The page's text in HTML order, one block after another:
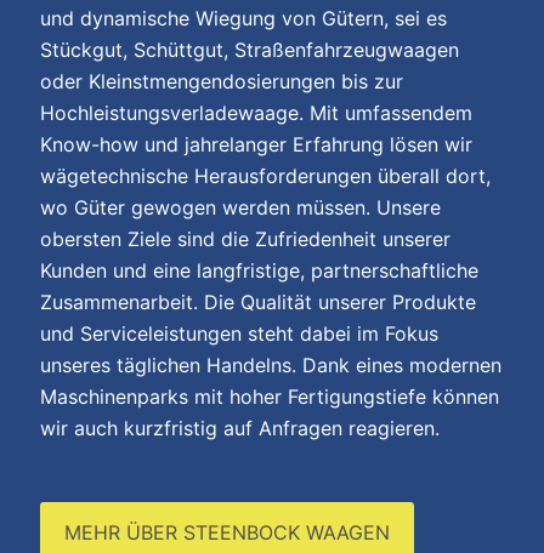
und dynamische Wiegung von Gütern, sei es
Stückgut, Schüttgut, Straßenfahrzeugwaagen
oder Kleinstmengendosierungen bis zur
Hochleistungsverladewaage. Mit umfassendem
Know-how und jahrelanger Erfahrung lösen wir
wägetechnische Herausforderungen überall dort,
wo Güter gewogen werden müssen. Unsere
obersten Ziele sind die Zufriedenheit unserer
Kunden und eine langfristige, partnerschaftliche
Zusammenarbeit. Die Qualität unserer Produkte
und Serviceleistungen steht dabei im Fokus
unseres täglichen Handelns. Dank eines modernen
Maschinenparks mit hoher Fertigungstiefe können
wir auch kurzfristig auf Anfragen reagieren.
MEHR ÜBER STEENBOCK WAAGEN